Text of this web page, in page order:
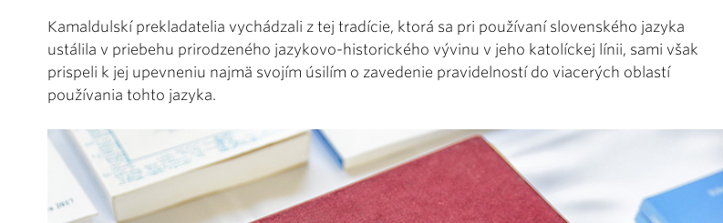
Kamaldulskí prekladatelia vychádzali z tej tradície, ktorá sa pri používaní slovenského jazyka
ustálila v priebehu prirodzeného jazykovo-historického vývinu v jeho katolíckej línii, sami však
prispeli k jej upevneniu najmä svojím úsilím o zavedenie pravidelností do viacerých oblastí
používania tohto jazyka.